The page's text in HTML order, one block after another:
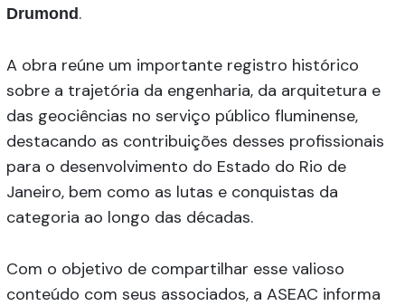
Drumond .
A obra reúne um importante registro histórico
sobre a trajetória da engenharia, da arquitetura e
das geociências no serviço público fluminense,
destacando as contribuições desses profissionais
para o desenvolvimento do Estado do Rio de
Janeiro, bem como as lutas e conquistas da
categoria ao longo das décadas.
Com o objetivo de compartilhar esse valioso
conteúdo com seus associados, a ASEAC informa